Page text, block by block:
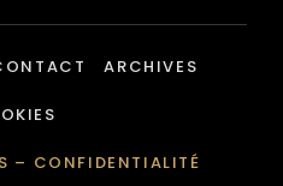
ARCHIVES
– CONFIDENTIALITÉ